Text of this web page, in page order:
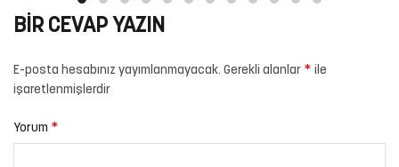
BIR CEVAP YAZIN
E-posta hesabınız yayımlanmayacak. Gerekli alanlar * ile
işaretlenmişlerdir
Yorum *